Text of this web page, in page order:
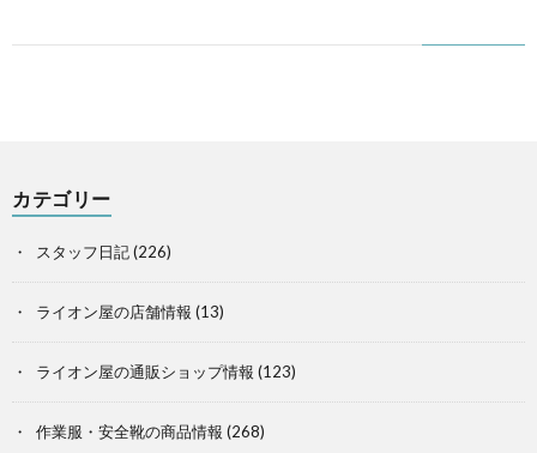
カテゴリー
スタッフ日記(226)
ライオン屋の店舗情報 (13)
ライオン屋の通販ショップ情報 (123)
作業服・安全靴の商品情報 (268)